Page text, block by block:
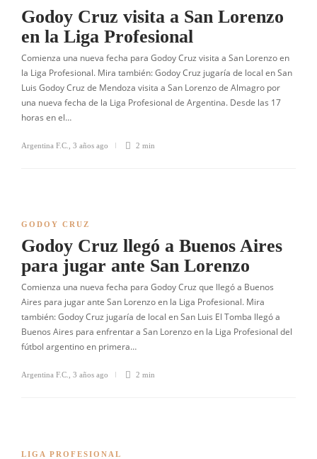
Godoy Cruz visita a San Lorenzo
en la Liga Profesional
Comienza una nueva fecha para Godoy Cruz visita a San Lorenzo en
la Liga Profesional. Mira también: Godoy Cruz jugaría de local en San
Luis Godoy Cruz de Mendoza visita a San Lorenzo de Almagro por
una nueva fecha de la Liga Profesional de Argentina. Desde las 17
horas en el…
Argentina F.C. 3 años ago 2 min
GODOY CRUZ
Godoy Cruz llegó a Buenos Aires
para jugar ante San Lorenzo
Comienza una nueva fecha para Godoy Cruz que llegó a Buenos
Aires para jugar ante San Lorenzo en la Liga Profesional. Mira
también: Godoy Cruz jugaría de local en San Luis El Tomba llegó a
Buenos Aires para enfrentar a San Lorenzo en la Liga Profesional del
fútbol argentino en primera…
Argentina F.C. 3 años ago 2 min
LIGA PROFESIONAL